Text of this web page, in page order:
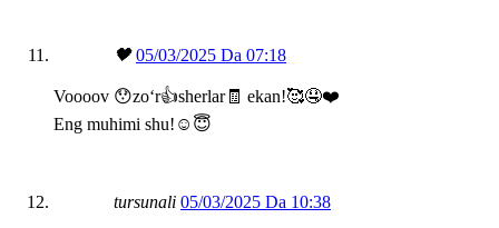
🖤 05/03/2025 Da 07:18
Voooov 😯zoʻr👍sherlar🧾 ekan!🥰🤤❤️
Eng muhimi shu!☺️😇
tursunali 05/03/2025 Da 10:38